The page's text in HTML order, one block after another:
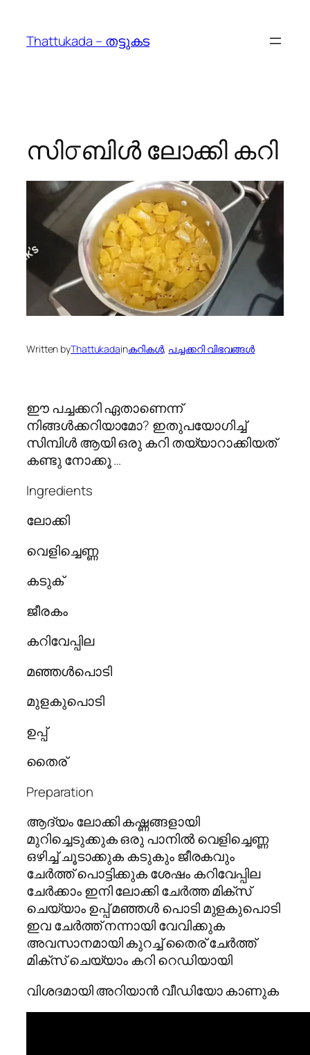
content
Thattukada – തട്ടുകട
സി൦ബിൾ ലോക്കി കറി
Written byThattukadainകറികള്‍, പച്ചക്കറി വിഭവങ്ങള്‍
ഈ പച്ചക്കറി ഏതാണെന്ന്
നിങ്ങൾക്കറിയാമോ? ഇതുപയോഗിച്ച്
സിമ്പിൾ ആയി ഒരു കറി തയ്യാറാക്കിയത്
കണ്ടു നോക്കൂ …
Ingredients
ലോക്കി
വെളിച്ചെണ്ണ
കടുക്
ജീരകം
കറിവേപ്പില
മഞ്ഞൾപൊടി
മുളകുപൊടി
ഉപ്പ്
തൈര്
Preparation
ആദ്യം ലോക്കി കഷ്ണങ്ങളായി
മുറിച്ചെടുക്കുക ഒരു പാനിൽ വെളിച്ചെണ്ണ
ഒഴിച്ച് ചൂടാക്കുക കടുകും ജീരകവും
ചേർത്ത് പൊട്ടിക്കുക ശേഷം കറിവേപ്പില
ചേർക്കാം ഇനി ലോക്കി ചേർത്ത മിക്സ്
ചെയ്യാം ഉപ്പ് മഞ്ഞൾ പൊടി മുളകുപൊടി
ഇവ ചേർത്ത് നന്നായി വേവിക്കുക
അവസാനമായി കുറച്ച് തൈര് ചേർത്ത്
മിക്സ് ചെയ്യാം കറി റെഡിയായി
വിശദമായി അറിയാൻ വീഡിയോ കാണുക